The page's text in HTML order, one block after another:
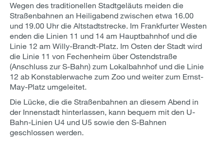
Wegen des traditionellen Stadtgeläuts meiden die
Straßenbahnen an Heiligabend zwischen etwa 16.00
und 19.00 Uhr die Altstadtstrecke. Im Frankfurter Westen
enden die Linien 11 und 14 am Hauptbahnhof und die
Linie 12 am Willy-Brandt-Platz. Im Osten der Stadt wird
die Linie 11 von Fechenheim über Ostendstraße
(Anschluss zur S-Bahn) zum Lokalbahnhof und die Linie
12 ab Konstablerwache zum Zoo und weiter zum Ernst-
May-Platz umgeleitet.
Die Lücke, die die Straßenbahnen an diesem Abend in
der Innenstadt hinterlassen, kann bequem mit den U-
Bahn-Linien U4 und U5 sowie den S-Bahnen
geschlossen werden.